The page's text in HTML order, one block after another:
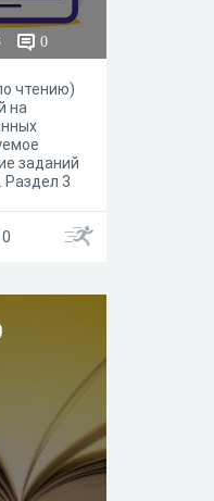
0
чтению)
на
заданий
Раздел 3
0